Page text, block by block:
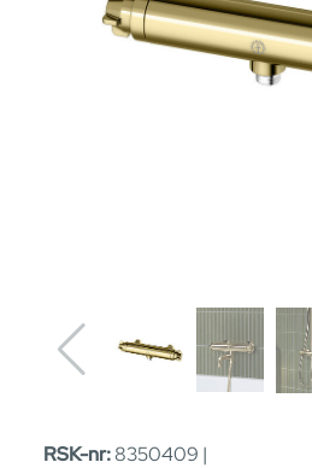
RSK-nr:8350409 |